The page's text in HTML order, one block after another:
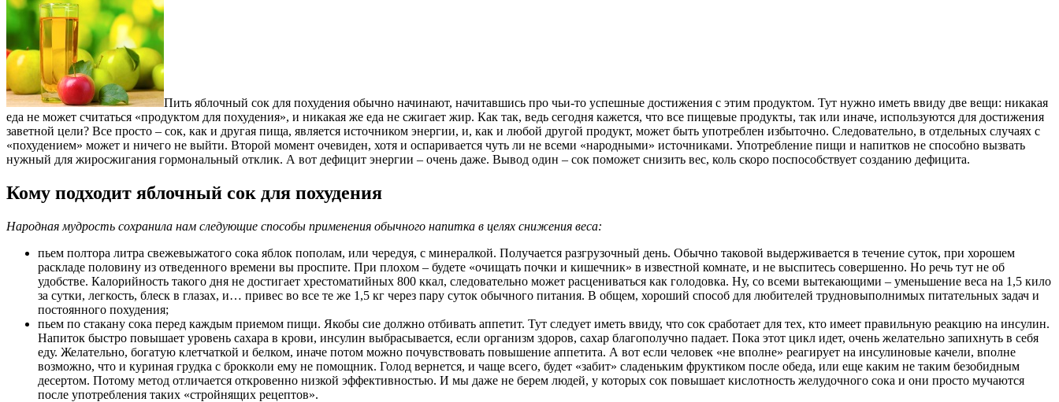
Пить яблочный сок для похудения обычно начинают, начитавшись про чьи-то успешные достижения с этим продуктом. Тут нужно иметь ввиду две вещи: никакая
еда не может считаться «продуктом для похудения», и никакая же еда не сжигает жир. Как так, ведь сегодня кажется, что все пищевые продукты, так или иначе, используются для достижения
заветной цели? Все просто – сок, как и другая пища, является источником энергии, и, как и любой другой продукт, может быть употреблен избыточно. Следовательно, в отдельных случаях с
«похудением» может и ничего не выйти. Второй момент очевиден, хотя и оспаривается чуть ли не всеми «народными» источниками. Употребление пищи и напитков не способно вызвать
нужный для жиросжигания гормональный отклик. А вот дефицит энергии – очень даже. Вывод один – сок поможет снизить вес, коль скоро поспособствует созданию дефицита.
Кому подходит яблочный сок для похудения
Народная мудрость сохранила нам следующие способы применения обычного напитка в целях снижения веса:
пьем полтора литра свежевыжатого сока яблок пополам, или чередуя, с минералкой. Получается разгрузочный день. Обычно таковой выдерживается в течение суток, при хорошем
раскладе половину из отведенного времени вы проспите. При плохом – будете «очищать почки и кишечник» в известной комнате, и не выспитесь совершенно. Но речь тут не об
удобстве. Калорийность такого дня не достигает хрестоматийных 800 ккал, следовательно может расцениваться как голодовка. Ну, со всеми вытекающими – уменьшение веса на 1,5 кило
за сутки, легкость, блеск в глазах, и… привес во все те же 1,5 кг через пару суток обычного питания. В общем, хороший способ для любителей трудновыполнимых питательных задач и
постоянного похудения;
пьем по стакану сока перед каждым приемом пищи. Якобы сие должно отбивать аппетит. Тут следует иметь ввиду, что сок сработает для тех, кто имеет правильную реакцию на инсулин.
Напиток быстро повышает уровень сахара в крови, инсулин выбрасывается, если организм здоров, сахар благополучно падает. Пока этот цикл идет, очень желательно запихнуть в себя
еду. Желательно, богатую клетчаткой и белком, иначе потом можно почувствовать повышение аппетита. А вот если человек «не вполне» реагирует на инсулиновые качели, вполне
возможно, что и куриная грудка с брокколи ему не помощник. Голод вернется, и чаще всего, будет «забит» сладеньким фруктиком после обеда, или еще каким не таким безобидным
десертом. Потому метод отличается откровенно низкой эффективностью. И мы даже не берем людей, у которых сок повышает кислотность желудочного сока и они просто мучаются
после употребления таких «стройнящих рецептов».